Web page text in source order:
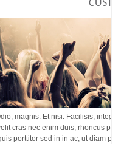
magnis. Et nisi. Facilisis,
cras nec enim duis, rhoncus
porttitor sed in in ac, ut diam